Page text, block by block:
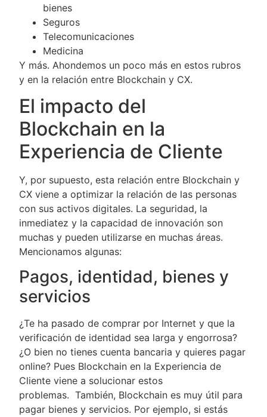
bienes
Seguros
Telecomunicaciones
Medicina
Y más. Ahondemos un poco más en estos rubros
y en la relación entre Blockchain y CX.
El impacto del
Blockchain en la
Experiencia de Cliente
Y, por supuesto, esta relación entre Blockchain y
CX viene a optimizar la relación de las personas
con sus activos digitales. La seguridad, la
inmediatez y la capacidad de innovación son
muchas y pueden utilizarse en muchas áreas.
Mencionamos algunas:
Pagos, identidad, bienes y
servicios
¿Te ha pasado de comprar por Internet y que la
verificación de identidad sea larga y engorrosa?
¿O bien no tienes cuenta bancaria y quieres pagar
online? Pues Blockchain en la Experiencia de
Cliente viene a solucionar estos
problemas. También, Blockchain es muy útil para
pagar bienes y servicios. Por ejemplo, si estás